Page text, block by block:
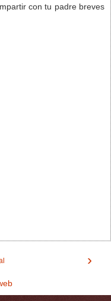
con tu padre breves
›